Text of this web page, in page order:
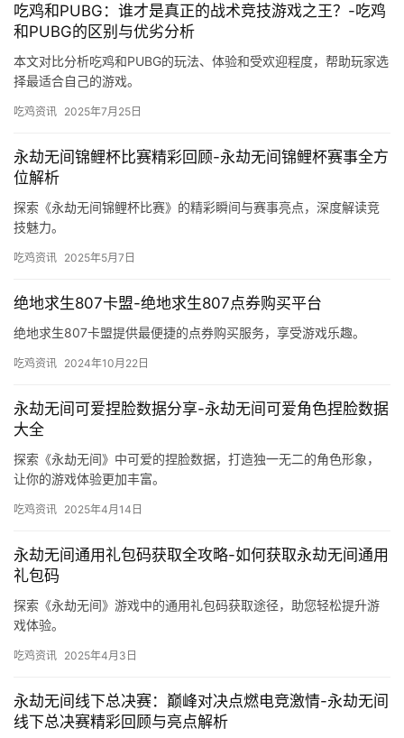
吃鸡和PUBG：谁才是真正的战术竞技游戏之王？-吃鸡
和PUBG的区别与优劣分析
本文对比分析吃鸡和PUBG的玩法、体验和受欢迎程度，帮助玩家选
择最适合自己的游戏。
吃鸡资讯 2025年7月25日
永劫无间锦鲤杯比赛精彩回顾-永劫无间锦鲤杯赛事全方
位解析
探索《永劫无间锦鲤杯比赛》的精彩瞬间与赛事亮点，深度解读竞
技魅力。
吃鸡资讯 2025年5月7日
绝地求生807卡盟-绝地求生807点券购买平台
绝地求生807卡盟提供最便捷的点券购买服务，享受游戏乐趣。
吃鸡资讯 2024年10月22日
永劫无间可爱捏脸数据分享-永劫无间可爱角色捏脸数据
大全
探索《永劫无间》中可爱的捏脸数据，打造独一无二的角色形象，
让你的游戏体验更加丰富。
吃鸡资讯 2025年4月14日
永劫无间通用礼包码获取全攻略-如何获取永劫无间通用
礼包码
探索《永劫无间》游戏中的通用礼包码获取途径，助您轻松提升游
戏体验。
吃鸡资讯 2025年4月3日
永劫无间线下总决赛：巅峰对决点燃电竞激情-永劫无间
线下总决赛精彩回顾与亮点解析